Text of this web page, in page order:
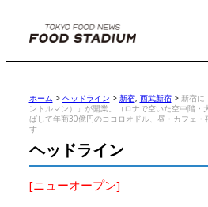
ホーム > ヘッドライン > 新宿, 西武新宿> 新宿に
ントルマン）」が開業。コロナで空いた空中階・
ばして年商30億円のココロオドル、昼・カフェ
す
ヘッドライン
[ニューオープン]